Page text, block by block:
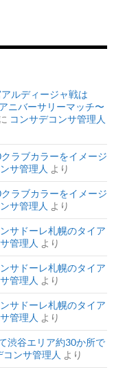
ルディージャ戦は
ニバーサリーマッチ〜
コンサデコンサ管理人
ラブカラーをイメージ
サ管理人 より
ラブカラーをイメージ
サ管理人 より
サドーレ札幌のタイア
管理人 より
サドーレ札幌のタイア
管理人 より
サドーレ札幌のタイア
管理人 より
渋谷エリア約30か所で
コンサ管理人 より